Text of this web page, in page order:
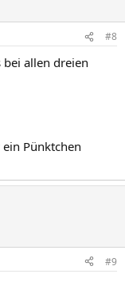
#8
bei allen dreien
Pünktchen
#9